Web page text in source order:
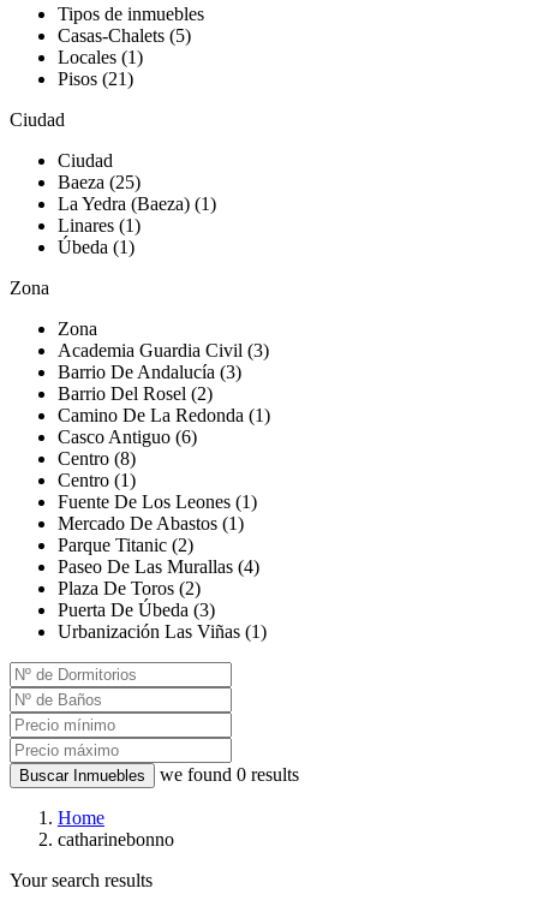
Tipos de inmuebles
Casas-Chalets (5)
Locales (1)
Pisos (21)
Ciudad
Ciudad
Baeza (25)
La Yedra (Baeza) (1)
Linares (1)
Úbeda (1)
Zona
Zona
Academia Guardia Civil (3)
Barrio De Andalucía (3)
Barrio Del Rosel (2)
Camino De La Redonda (1)
Casco Antiguo (6)
Centro (8)
Centro (1)
Fuente De Los Leones (1)
Mercado De Abastos (1)
Parque Titanic (2)
Paseo De Las Murallas (4)
Plaza De Toros (2)
Puerta De Úbeda (3)
Urbanización Las Viñas (1)
Buscar Inmuebles we found 0 results
Home
catharinebonno
Your search results